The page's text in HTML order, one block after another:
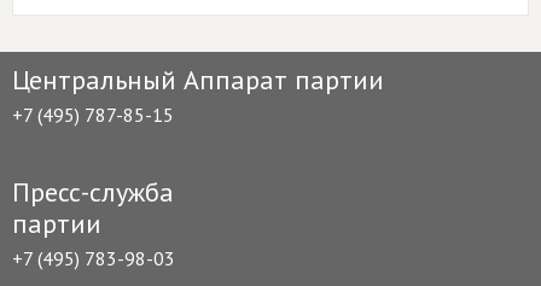
Центральный Аппарат партии
+7 (495) 787-85-15
Пресс-служба
партии
+7 (495) 783-98-03